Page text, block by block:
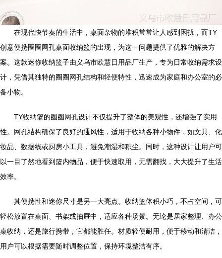
在现代快节奏的生活中，桌面杂物的堆积常常让人感到困扰，而TY
创意便携圈圈网孔桌面收纳篮的出现，为这一问题提供了优雅的解决方
案。这款迷你收纳篮子由义乌市欧慧日用品厂生产，专为日常收纳需求设
计，凭借其独特的圈圈网孔结构和轻便特性，迅速成为家庭和办公室的必
备小物。
TY收纳篮的圈圈网孔设计不仅提升了整体的美观性，还增强了实用
性。网孔结构确保了良好的通风性，适用于收纳各种小物件，如文具、化
妆品、数据线或厨房小工具，避免潮湿和积尘。同时，这种设计让用户可
以一目了然地看到篮内物品，便于快速取用，无需翻找，大大提升了生活
效率。
其便携性和迷你尺寸是另一大亮点。收纳篮体积小巧，不占空间，可
轻松放置在桌面、书架或抽屉中，适应各种场景。无论是居家整理、办公
桌收纳，还是旅行携带，它都能胜任。材质轻便耐用，便于移动和清洁，
用户可以根据需要随时调整位置，保持环境整洁有序。